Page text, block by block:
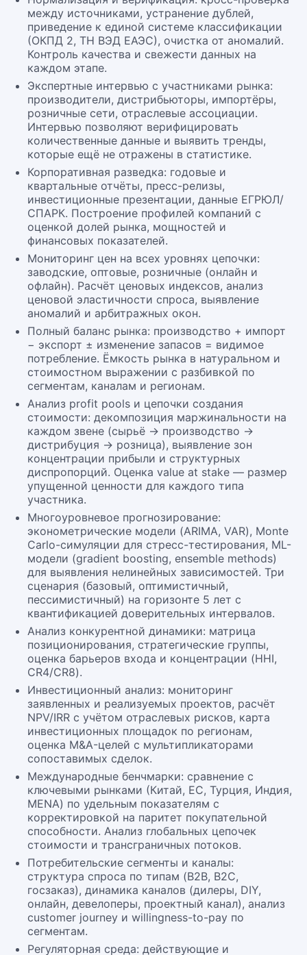
между источниками, устранение дублей,
приведение к единой системе классификации
(ОКПД 2, ТН ВЭД ЕАЭС), очистка от аномалий.
Контроль качества и свежести данных на
каждом этапе.
Экспертные интервью с участниками рынка:
производители, дистрибьюторы, импортёры,
розничные сети, отраслевые ассоциации.
Интервью позволяют верифицировать
количественные данные и выявить тренды,
которые ещё не отражены в статистике.
Корпоративная разведка: годовые и
квартальные отчёты, пресс-релизы,
инвестиционные презентации, данные ЕГРЮЛ/
СПАРК. Построение профилей компаний с
оценкой долей рынка, мощностей и
финансовых показателей.
Мониторинг цен на всех уровнях цепочки:
заводские, оптовые, розничные (онлайн и
офлайн). Расчёт ценовых индексов, анализ
ценовой эластичности спроса, выявление
аномалий и арбитражных окон.
Полный баланс рынка: производство + импорт
− экспорт ± изменение запасов = видимое
потребление. Ёмкость рынка в натуральном и
стоимостном выражении с разбивкой по
сегментам, каналам и регионам.
Анализ profit pools и цепочки создания
стоимости: декомпозиция маржинальности на
каждом звене (сырьё → производство →
дистрибуция → розница), выявление зон
концентрации прибыли и структурных
диспропорций. Оценка value at stake — размер
упущенной ценности для каждого типа
участника.
Многоуровневое прогнозирование:
эконометрические модели (ARIMA, VAR), Monte
Carlo-симуляции для стресс-тестирования, ML-
модели (gradient boosting, ensemble methods)
для выявления нелинейных зависимостей. Три
сценария (базовый, оптимистичный,
пессимистичный) на горизонте 5 лет с
квантификацией доверительных интервалов.
Анализ конкурентной динамики: матрица
позиционирования, стратегические группы,
оценка барьеров входа и концентрации (HHI,
CR4/CR8).
Инвестиционный анализ: мониторинг
заявленных и реализуемых проектов, расчёт
NPV/IRR с учётом отраслевых рисков, карта
инвестиционных площадок по регионам,
оценка M&A-целей с мультипликаторами
сопоставимых сделок.
Международные бенчмарки: сравнение с
ключевыми рынками (Китай, ЕС, Турция, Индия,
MENA) по удельным показателям с
корректировкой на паритет покупательной
способности. Анализ глобальных цепочек
стоимости и трансграничных потоков.
Потребительские сегменты и каналы:
структура спроса по типам (B2B, B2C,
госзаказ), динамика каналов (дилеры, DIY,
онлайн, девелоперы, проектный канал), анализ
customer journey и willingness-to-pay по
сегментам.
Регуляторная среда: действующие и